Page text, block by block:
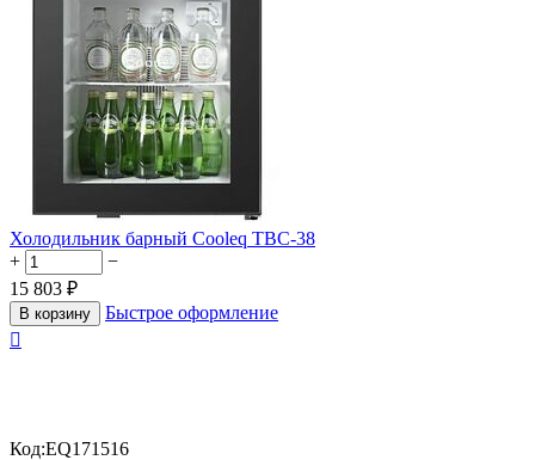
Холодильник барный Cooleq TBC-38
+
−
15 803 ₽
В корзину
Быстрое оформление

Код:EQ171516